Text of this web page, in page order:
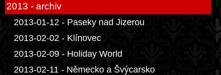
2013 - archiv
2013-01-12 - Paseky nad Jizerou
2013-02-02 - Klínovec
2013-02-09 - Holiday World
2013-02-11 - Německo a Švýcarsko